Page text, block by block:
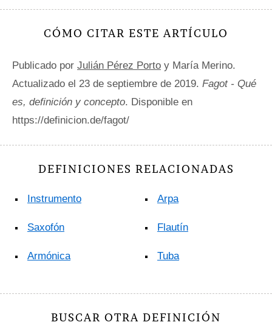
CÓMO CITAR ESTE ARTÍCULO
Publicado por Julián Pérez Porto y María Merino.
Actualizado el 23 de septiembre de 2019. Fagot - Qué
es, definición y concepto. Disponible en
https://definicion.de/fagot/
DEFINICIONES RELACIONADAS
Instrumento
Saxofón
Armónica
Arpa
Flautín
Tuba
BUSCAR OTRA DEFINICIÓN